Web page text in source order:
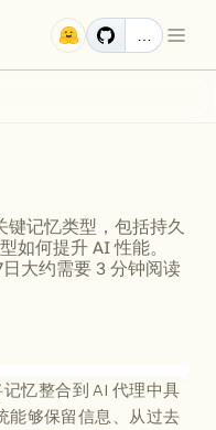
忆整合到 AI 代理中具
能够保留信息、从过去
记忆类型，包括持久
如何提升 AI 性能。
大约需要 3 分钟阅读